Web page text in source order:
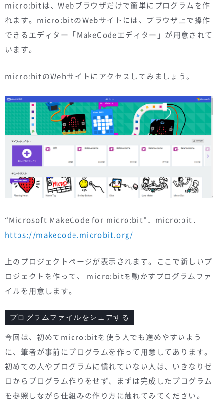
micro:bitは、Webブラウザだけで簡単にプログラムを作
れます。micro:bitのWebサイトには、ブラウザ上で操作
できるエディター「MakeCodeエディター」が用意されて
います。
micro:bitのWebサイトにアクセスしてみましょう。
“Microsoft MakeCode for micro:bit”．micro:bit．
https://makecode.microbit.org/
上のプロジェクトページが表示されます。ここで新しいプ
ロジェクトを作って、 micro:bitを動かすプログラムファ
イルを用意します。
プログラムファイルをシェアする
今回は、初めてmicro:bitを使う人でも進めやすいよう
に、筆者が事前にプログラムを作って用意してあります。
初めての人やプログラムに慣れていない人は、いきなりゼ
ロからプログラム作りをせず、まずは完成したプログラム
を参照しながら仕組みの作り方に触れてみてください。